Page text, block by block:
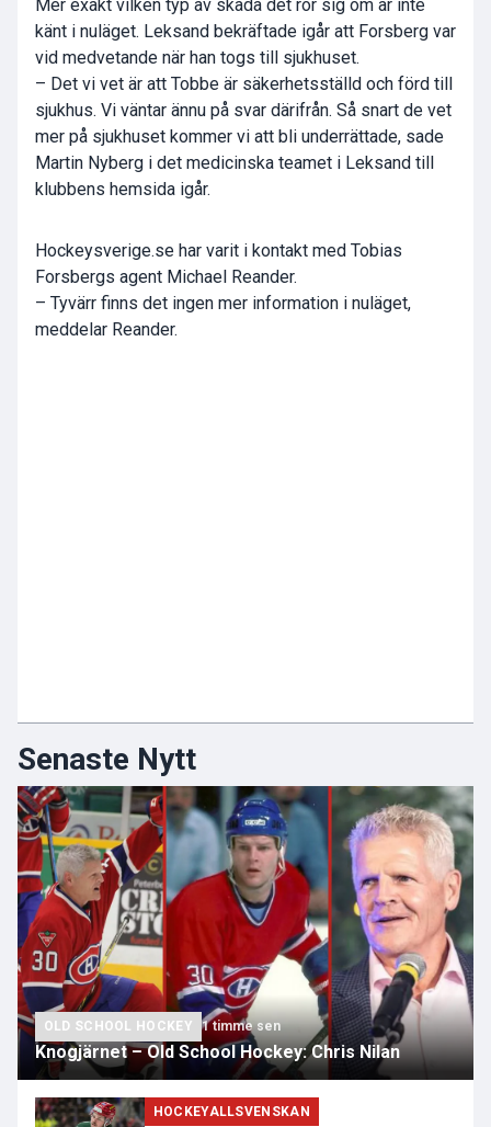
Mer exakt vilken typ av skada det rör sig om är inte
känt i nuläget. Leksand bekräftade igår att Forsberg var
vid medvetande när han togs till sjukhuset.
– Det vi vet är att Tobbe är säkerhetsställd och förd till
sjukhus. Vi väntar ännu på svar därifrån. Så snart de vet
mer på sjukhuset kommer vi att bli underrättade, sade
Martin Nyberg i det medicinska teamet i Leksand till
klubbens hemsida igår.
Hockeysverige.se har varit i kontakt med Tobias
Forsbergs agent Michael Reander.
– Tyvärr finns det ingen mer information i nuläget,
meddelar Reander.
Senaste Nytt
OLD SCHOOL HOCKEY 1 timme sen
Knogjärnet – Old School Hockey: Chris Nilan
HOCKEYALLSVENSKAN